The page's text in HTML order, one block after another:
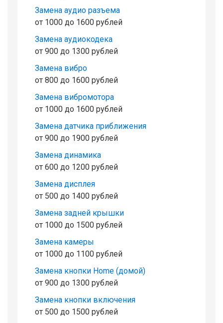
Замена аудио разъема
от 1000 до 1600 рублей
Замена аудиокодека
от 900 до 1300 рублей
Замена вибро
от 800 до 1600 рублей
Замена вибромотора
от 1000 до 1600 рублей
Замена датчика приближения
от 900 до 1900 рублей
Замена динамика
от 600 до 1200 рублей
Замена дисплея
от 500 до 1400 рублей
Замена задней крышки
от 1000 до 1500 рублей
Замена камеры
от 1000 до 1100 рублей
Замена кнопки Home (домой)
от 900 до 1300 рублей
Замена кнопки включения
от 500 до 1500 рублей